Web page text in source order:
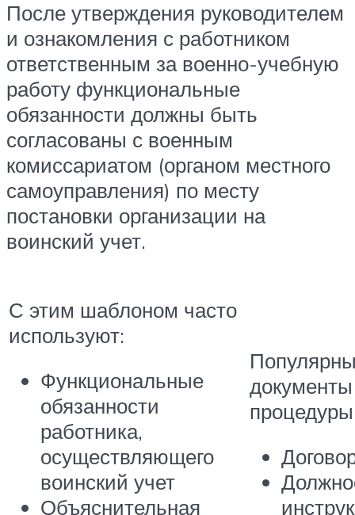
После утверждения руководителем
и ознакомления с работником
ответственным за военно-учебную
работу функциональные
обязанности должны быть
согласованы с военным
комиссариатом (органом местного
самоуправления) по месту
постановки организации на
воинский учет.
С этим шаблоном часто
используют:
Функциональные
обязанности
работника,
осуществляющего
воинский учет
Объяснительная